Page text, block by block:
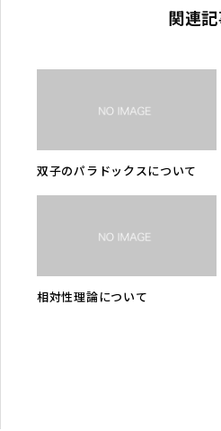
関連
双子のパラドックスについて
相対性理論について